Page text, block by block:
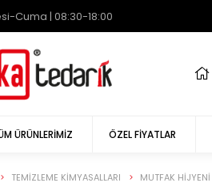
Cuma | 08:30-18:00
ÜRÜNLERIMIZ ÖZEL FIYATLAR
TEMIZLEME KIMYASALLARI MUTFAK HİJYENİ